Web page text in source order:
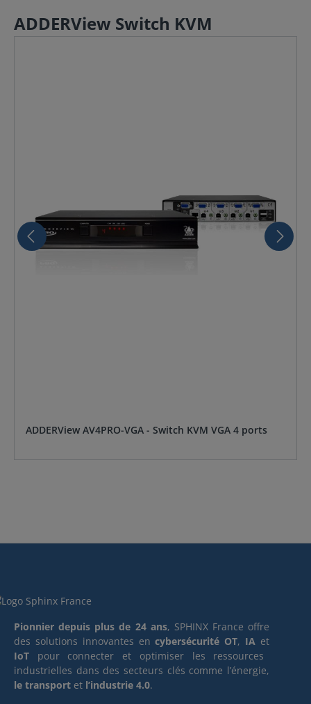
ADDERView Switch KVM
ADDERView AV4PRO-VGA - Switch KVM VGA 4 ports
Pionnier depuis plus de 24 ans, SPHINX France offre
des solutions innovantes encybersécurité OT, IA et
IoT pour connecter et optimiser les ressources
industrielles dans des secteurs clés comme l’énergie,
le transport et l’industrie 4.0.